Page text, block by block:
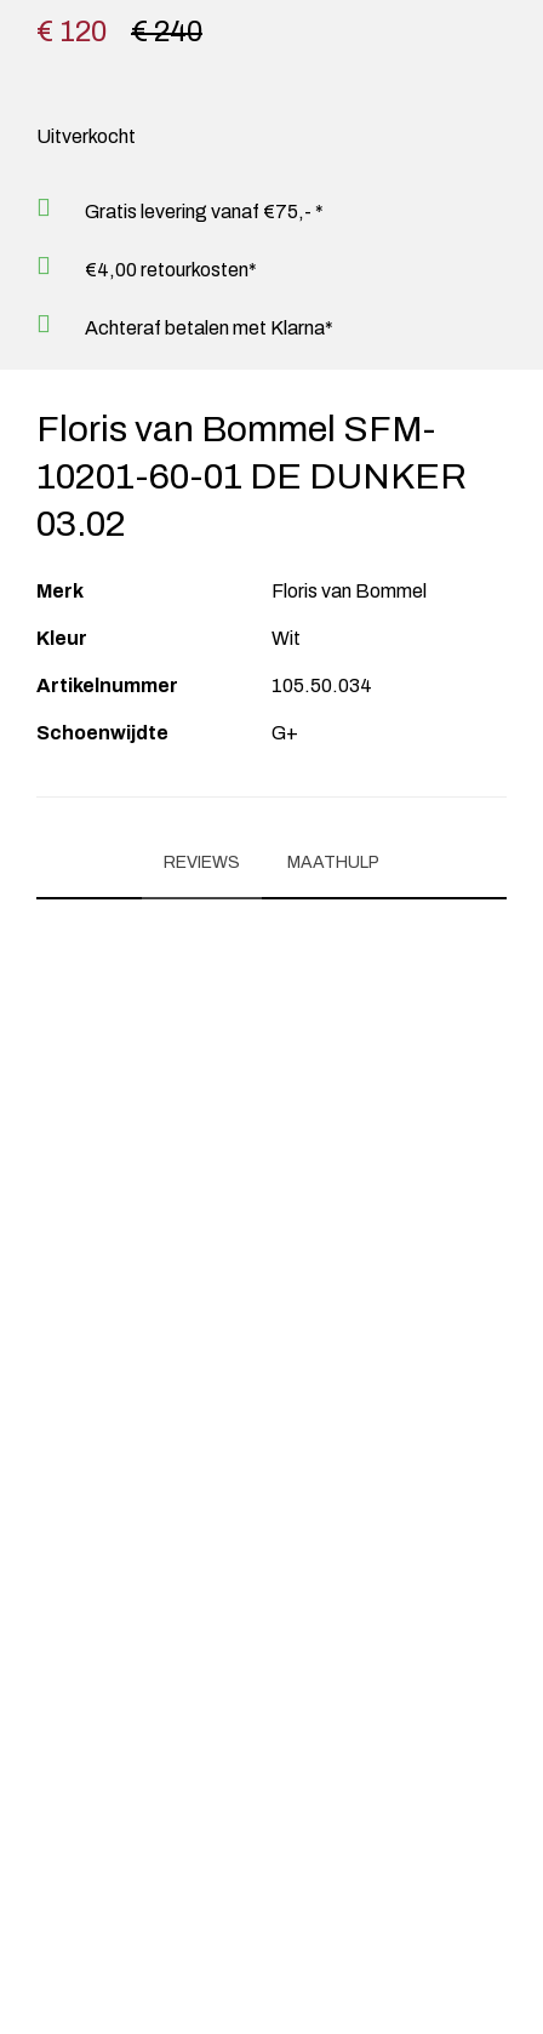
€ 240
€ 120
Uitverkocht
Gratis levering vanaf €75,- *
€4,00 retourkosten*
Achteraf betalen met Klarna*
Floris van Bommel SFM-
10201-60-01 DE DUNKER
03.02
Merk Floris van Bommel
Kleur Wit
Artikelnummer 105.50.034
Schoenwijdte G+
REVIEWS MAATHULP